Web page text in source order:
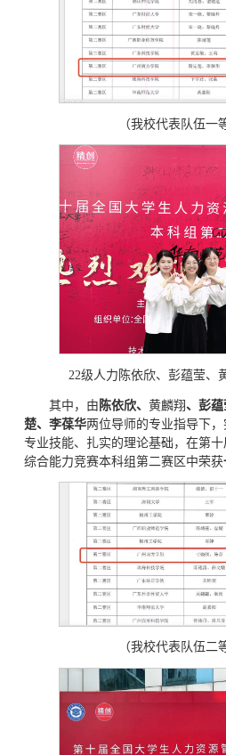
（我校代表队伍一
22级人力陈依欣、彭蕴莹、
其中，由 陈依欣、 黄麟翔、彭蕴
楚、李葆华两位导师的专业指导下
专业技能、扎实的理论基础，在第
综合能力竞赛本科组第二赛区中荣获
（我校代表队伍二